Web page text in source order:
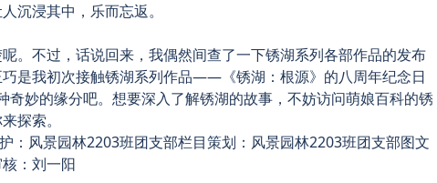
沉浸其中，乐而忘返。
。不过，话说回来，我偶然间查了一下锈湖系列各部作品的发布
是我初次接触锈湖系列作品——《锈湖：根源》的八周年纪念日
奇妙的缘分吧。想要深入了解锈湖的故事，不妨访问萌娘百科的锈
探索。
风景园林2203班团支部栏目策划：风景园林2203班团支部图文
：刘一阳